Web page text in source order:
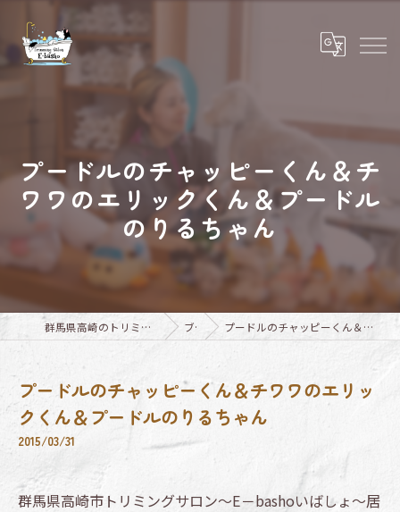
プードルのチャッピーくん＆チ
ワワのエリックくん＆プードル
のりるちゃん
群馬県高崎のトリミングならTrimming Salon E-basho ブログ プードルのチャッピーくん＆チワワのエリックくん＆プードルのりるちゃん
プードルのチャッピーくん＆チワワのエリッ
クくん＆プードルのりるちゃん
2015/03/31
群馬県高崎市トリミングサロン～E－bashoいばしょ～居